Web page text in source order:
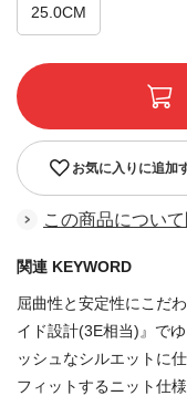
25.0CM
お気に入りに追加
この商品につい
関連 KEYWORD
屈曲性と安定性にこだ
イド設計(3E相当)』で
ッシュなシルエットに
フィットするニット仕